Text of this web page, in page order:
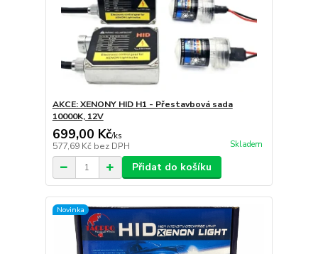
AKCE: XENONY HID H1 - Přestavbová sada
10000K, 12V
699,00 Kč/ks
577,69 Kč bez DPH Skladem
Přidat do košíku
Novinka